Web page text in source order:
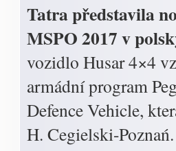
Tatra představila
MSPO 2017 v
vozidlo Husar 4×4
armádní program
Defence Vehicle,
H. Cegielski-